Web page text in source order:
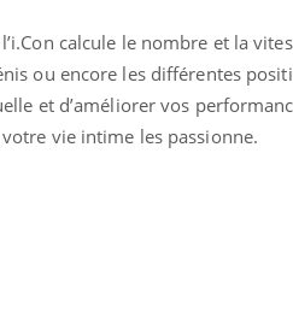
calcule le nombre et la
ou encore les différentes
et d’améliorer vos
vie intime les passionne.
en fer : comprendre pour
Youtube